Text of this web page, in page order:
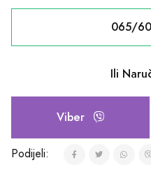
065/
Ili
Viber
Podijeli: